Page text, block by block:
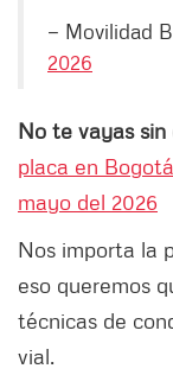
— Movilidad
2026
No te vayas sin
placa en
mayo del 2026
Nos importa la
eso queremos
técnicas de
vial.